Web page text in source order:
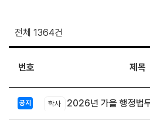
전체 1364건
번호 제목
공지 학사 2026년 가을 행정법무